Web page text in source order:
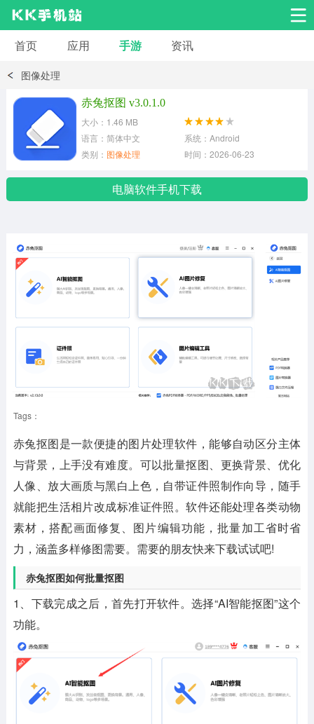
安卓应用
小说漫画
新闻资讯 游戏辅助
首页 应用 手游 资讯
图像处理
赤兔抠图 v3.0.1.0
大小：1.46 MB
语言：简体中文
系统：Android
类别： 图像处理 时间：2026-06-23
电脑软件手机下载
Tags：
赤兔抠图是一款便捷的图片处理软件，能够自动区分主体
与背景，上手没有难度。可以批量抠图、更换背景、优化
人像、放大画质与黑白上色，自带证件照制作向导，随手
就能把生活相片改成标准证件照。软件还能处理各类动物
素材，搭配画面修复、图片编辑功能，批量加工省时省
力，涵盖多样修图需要。需要的朋友快来下载试试吧!
赤兔抠图如何批量抠图
1、下载完成之后，首先打开软件。选择“AI智能抠图”这个
功能。